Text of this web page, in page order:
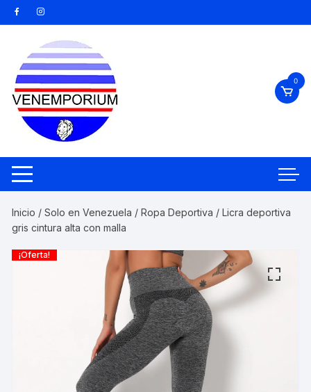
Saltar
al
contenido
0
Inicio /Solo en Venezuela /Ropa Deportiva / Licra deportiva
gris cintura alta con malla
¡Oferta!